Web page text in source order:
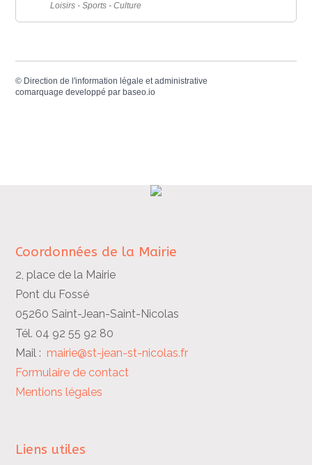
Loisirs - Sports - Culture
© Direction de l'information légale et administrative
comarquage developpé parbaseo.io
Coordonnées de la Mairie
2, place de la Mairie
Pont du Fossé
05260 Saint-Jean-Saint-Nicolas
Tél. 04 92 55 92 80
Mail :mairie@st-jean-st-nicolas.fr
Formulaire de contact
Mentions légales
Liens utiles